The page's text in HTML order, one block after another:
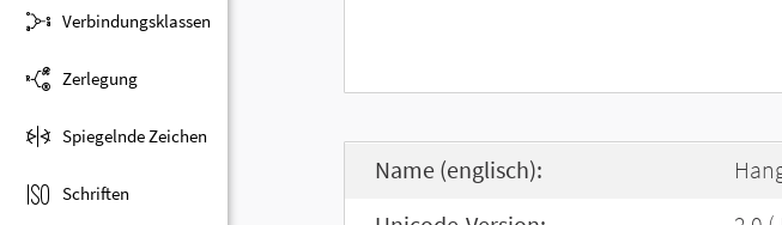
Verbindungsklassen
Zerlegung
Spiegelnde Zeichen
Schriften
Name (englisch):